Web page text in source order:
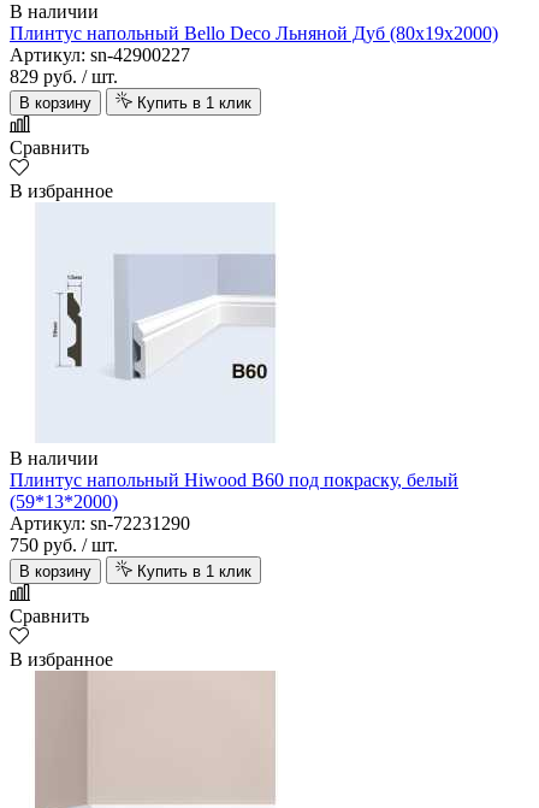
В наличии
Плинтус напольный Bello Deco Льняной Дуб (80х19х2000)
Артикул: sn-42900227
829 руб. / шт.
В корзину Купить в 1 клик
Сравнить
В избранное
В наличии
Плинтус напольный Hiwood B60 под покраску, белый
(59*13*2000)
Артикул: sn-72231290
750 руб. / шт.
В корзину Купить в 1 клик
Сравнить
В избранное